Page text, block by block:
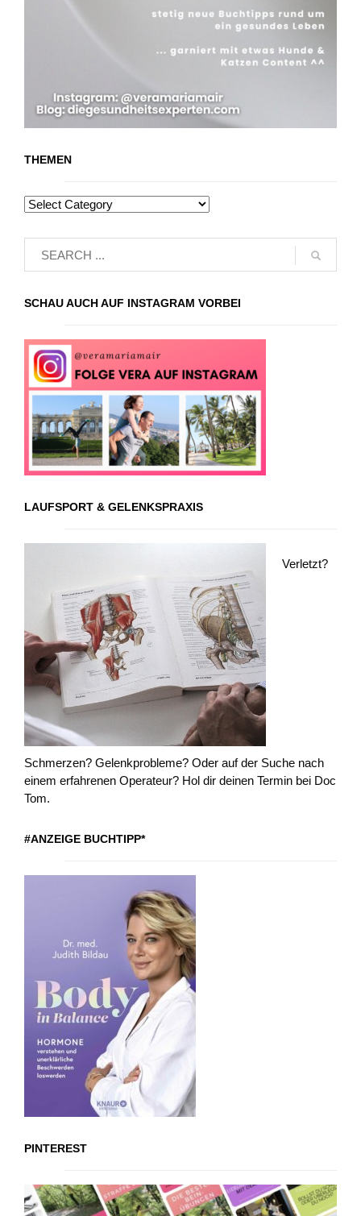
THEMEN
SCHAU AUCH AUF INSTAGRAM VORBEI
LAUFSPORT & GELENKSPRAXIS
Verletzt?
Schmerzen? Gelenkprobleme? Oder auf der Suche nach
einem erfahrenen Operateur? Hol dir deinen Termin bei Doc
Tom.
#ANZEIGE BUCHTIPP*
PINTEREST